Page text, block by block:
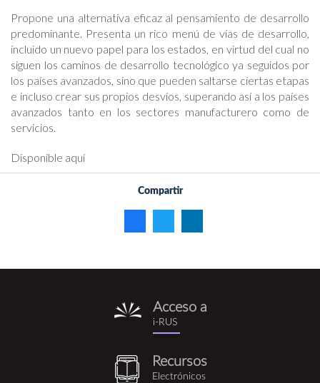
Propone una alternativa eficaz al pensamiento de desarrollo
predominante. Presenta un rico menú de vías de desarrollo,
incluido un nuevo papel para los estados, en virtud del cual no
siguen los caminos de desarrollo tecnológico ya seguidos por
los países avanzados, sino que pueden saltarse ciertas etapas
e incluso crear sus propios desvíos, superando así a los países
avanzados tanto en los sectores manufacturero como de
servicios.
Disponible aquí
Compartir
i-
rus.png
Acceso a
i-RUS
recursos_electronicos.png
Recursos
Electrónicos